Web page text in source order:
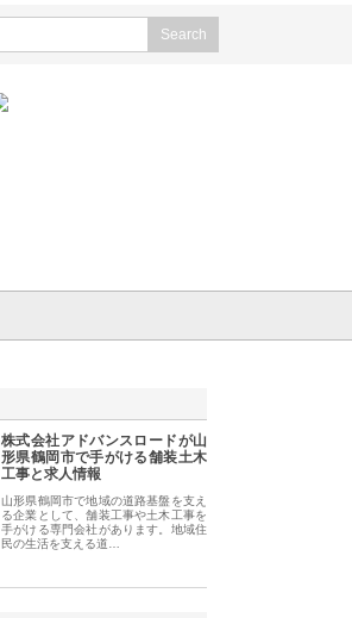
株式会社アドバンスロードが山
形県鶴岡市で手がける舗装土木
工事と求人情報
山形県鶴岡市で地域の道路基盤を支え
る企業として、舗装工事や土木工事を
手がける専門会社があります。地域住
民の生活を支える道…